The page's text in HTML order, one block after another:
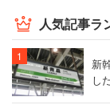
人気記事ラ
新
し